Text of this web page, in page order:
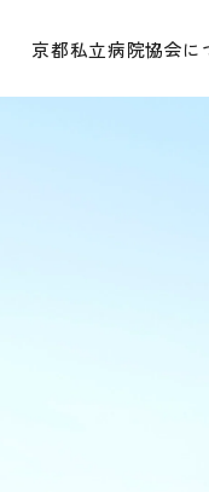
京都私立病院協会に